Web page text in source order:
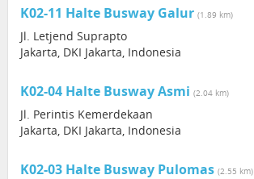
K02-11 Halte Busway Galur (1.89 km)
Jl. Letjend Suprapto
Jakarta, DKI Jakarta, Indonesia
K02-04 Halte Busway Asmi (2.04 km)
Jl. Perintis Kemerdekaan
Jakarta, DKI Jakarta, Indonesia
K02-03 Halte Busway Pulomas (2.55 km)